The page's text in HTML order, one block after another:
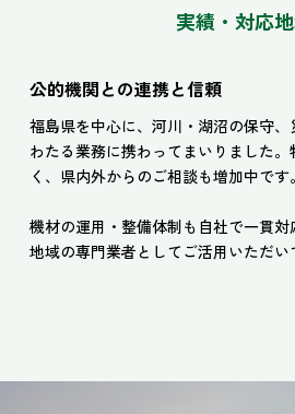
実績・対応
公的機関との連携と信頼
福島県を中心に、河川・湖沼の保守
わたる業務に携わってまいりました
く、県内外からのご相談も増加中です。
機材の運用・整備体制も自社で一貫対
地域の専門業者としてご活用いただい